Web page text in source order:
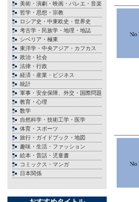
美術・演劇・映画・バレエ・音楽
哲学・思想・宗教
ロシア史・中東欧史・世界史
考古学・民族学・地理・地誌
シベリア・極東
東洋学・中央アジア・カフカス
政治・社会
法律・行政
経済・産業・ビジネス
統計
軍事・安全保障、外交・国際問題
教育・心理
数学
自然科学・技術工学・医学
体育・スポーツ
旅行・ガイドブック・地図
趣味・生活・ファッション
絵本・昔話・児童書
コミックス・マンガ
日本関係